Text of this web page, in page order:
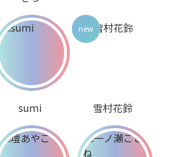
sumi 雪村花鈴